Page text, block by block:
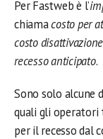
Per Fastweb è l’
chiamacosto per
costo
recesso anticipato.
Sono solo alcune
quali gli operatori
per il recesso dal